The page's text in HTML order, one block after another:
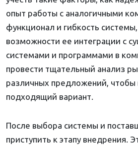
опыт работы с аналогичными
функционал и гибкость
возможности ее интеграции с
системами и программами в
провести тщательный анализ
различных предложений, чтобы
подходящий вариант.
После выбора системы и
приступить к этапу внедрения.